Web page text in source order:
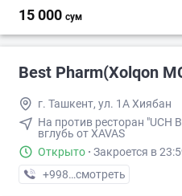
15 000 сум
Best Pharm(Xolqon
г. Ташкент, ул. 1А Хиябан
На против ресторан "UCH
вглубь от XAVAS
Открыто · Закроется в
+998 (55) XXX-XX-XX
смотреть